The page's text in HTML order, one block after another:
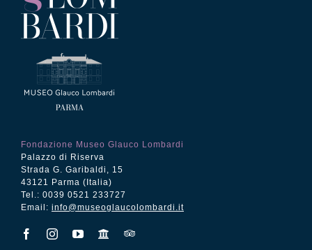
Fondazione Museo Glauco Lombardi
Palazzo di Riserva
Strada G. Garibaldi, 15
43121 Parma (Italia)
Tel.: 0039 0521 233727
Email: info@museoglaucolombardi.it